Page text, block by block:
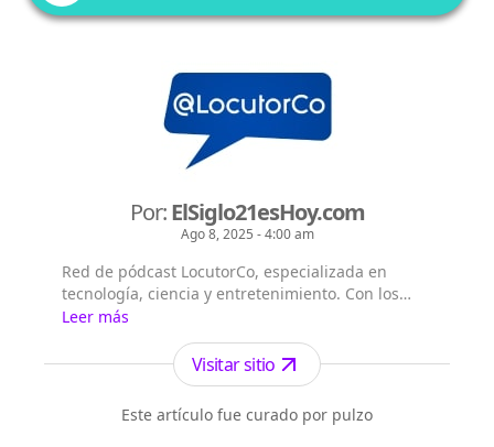
Por:ElSiglo21esHoy.com
Ago 8, 2025 - 4:00 am
Red de pódcast LocutorCo, especializada en
tecnología, ciencia y entretenimiento. Con los
siguientes títulos pódcast: - El Siglo 21 es Hoy -
Flash Diario - Lecturas Misteriosas - EntreVistas
Leer más
Visitar sitio
Este artículo fue curado por pulzo